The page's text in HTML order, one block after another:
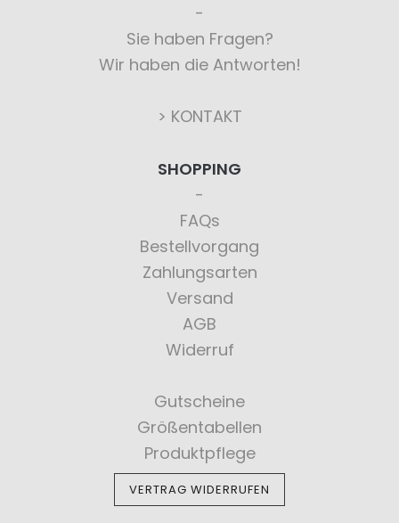
Sie haben Fragen?
Wir haben die Antworten!
> KONTAKT
SHOPPING
FAQs
Bestellvorgang
Zahlungsarten
Versand
AGB
Widerruf
Gutscheine
Größentabellen
Produktpflege
VERTRAG WIDERRUFEN